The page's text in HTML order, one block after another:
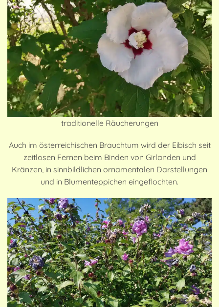
traditionelle Räucherungen
Auch im österreichischen Brauchtum wird der Eibisch seit
zeitlosen Fernen beim Binden von Girlanden und
Kränzen, in sinnbildlichen ornamentalen Darstellungen
und in Blumenteppichen eingeflochten.